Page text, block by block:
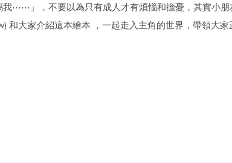
我⋯⋯」，不要以為只有成人才有煩惱和擔憂，其實小
和大家介紹這本繪本 ，一起走入主角的世界，帶領大家